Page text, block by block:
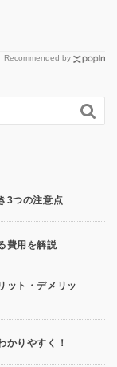
Recommended by

3つの注意点
費用を解説
ット・デメリッ
かりやすく！